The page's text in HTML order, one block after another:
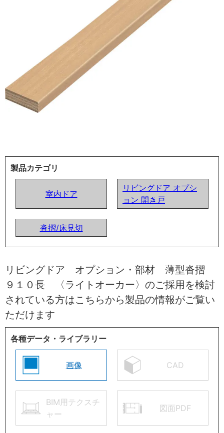
製品カテゴリ
室内ドア
リビングドア オプシ
ョン 開き戸
沓摺/床見切
リビングドア オプション・部材 薄型沓摺
９１０長 〈ライトオーカー〉のご採用を検討
されている方はこちらから製品の情報がご覧い
ただけます
各種データ・ライブラリー
画像 CAD
BIM用テクスチ
ャー
図面PDF